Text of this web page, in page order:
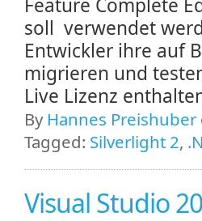
soll verwendet
Entwickler ihre auf
migrieren und
Live Lizenz
By Hannes Preishuber
Tagged: Silverlight 2,
Visual Studio